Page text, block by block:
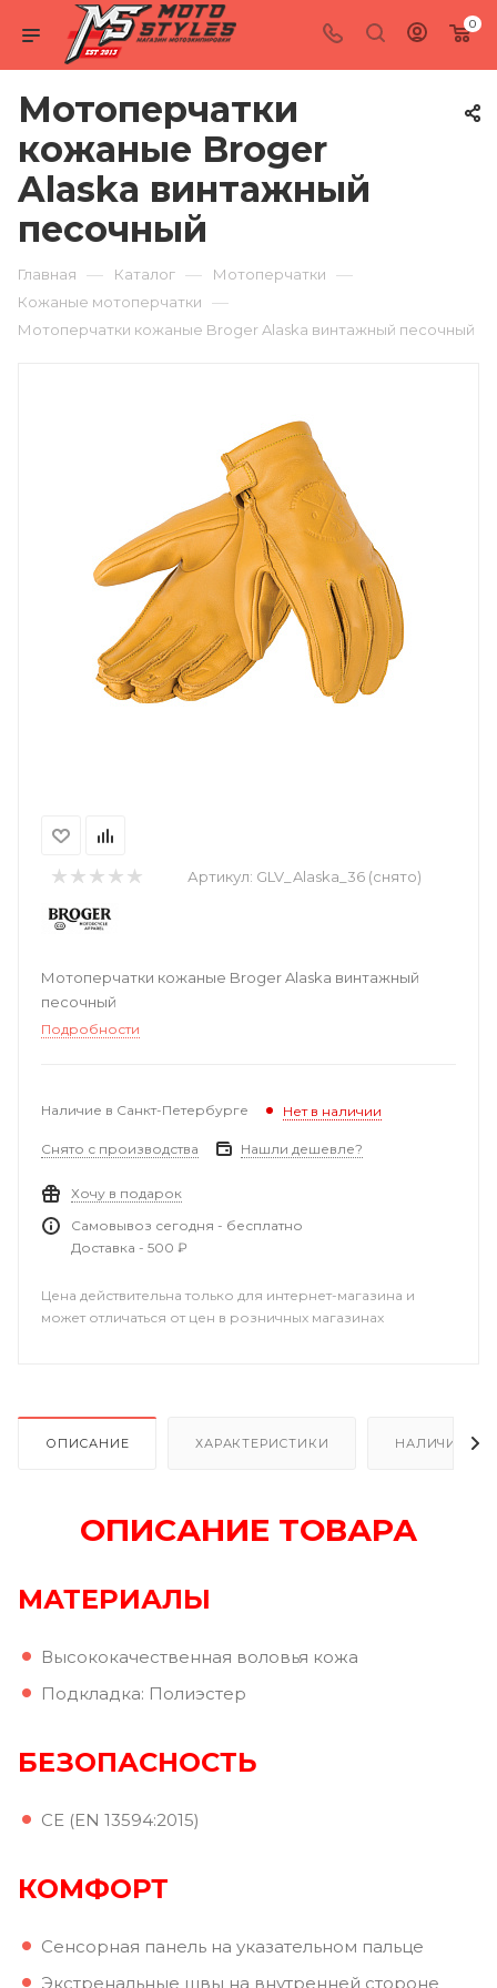
0
Мотоперчатки
кожаные Broger
Alaska винтажный
песочный
Главная — Каталог — Мотоперчатки —
Кожаные мотоперчатки —
Мотоперчатки кожаные Broger Alaska винтажный песочный
Артикул: GLV_Alaska_36 (снято)
Мотоперчатки кожаные Broger Alaska винтажный
песочный
Подробности
Наличие в Санкт-Петербурге Нет в наличии
Снято с производства Нашли дешевле?
Хочу в подарок
Самовывоз сегодня - бесплатно
Доставка - 500 ₽
Цена действительна только для интернет-магазина и
может отличаться от цен в розничных магазинах
ОПИСАНИЕ ХАРАКТЕРИСТИКИ НАЛИЧИЕ В
ОПИСАНИЕ ТОВАРА
МАТЕРИАЛЫ
Высококачественная воловья кожа
Подкладка: Полиэстер
БЕЗОПАСНОСТЬ
CE (EN 13594:2015)
КОМФОРТ
Сенсорная панель на указательном пальце
Экстренальные швы на внутренней стороне